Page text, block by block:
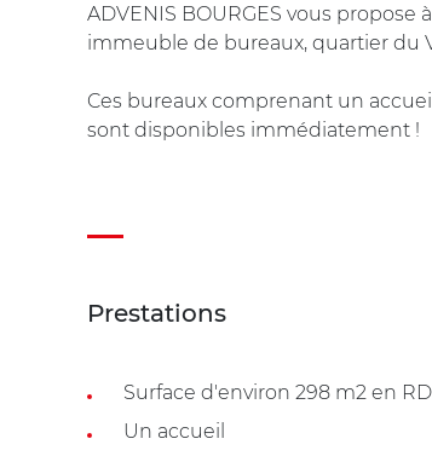
ADVENIS BOURGES vous
immeuble de bureaux, quartier du
Ces bureaux comprenant un
sont disponibles immédiatement !
Prestations
Surface d'environ 298 m2 en
Un accueil